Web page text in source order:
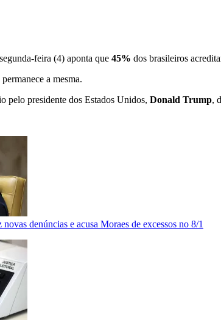
feira (4) aponta que 45% dos brasileiros
a mesma.
pelo presidente dos Estados Unidos, Donald Trump,
denúncias e acusa Moraes de excessos no 8/1